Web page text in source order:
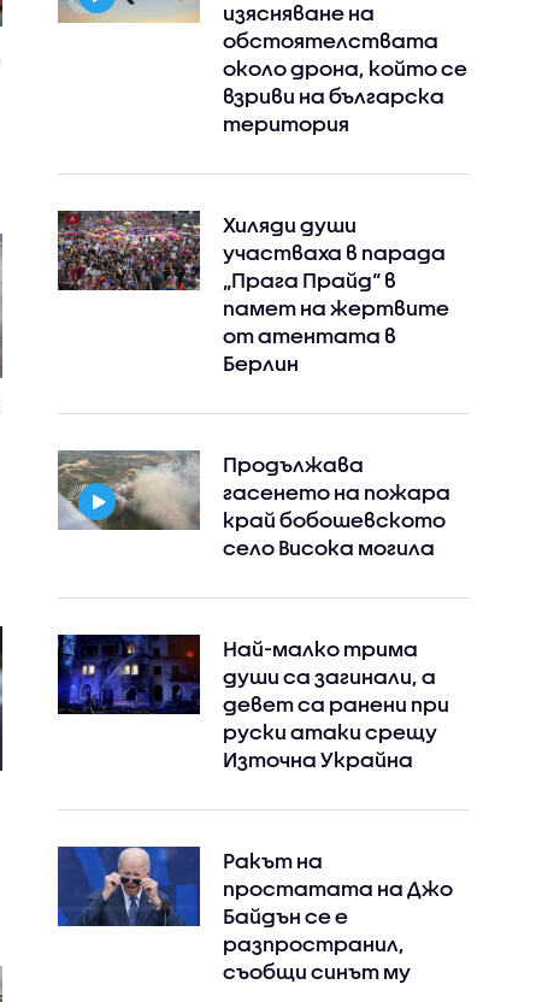
изясняване на
обстоятелствата
около дрона, който се
взриви на българска
територия
Хиляди души
участваха в парада
„Прага Прайд“ в
памет на жертвите
от атентата в
Берлин
Продължава
гасенето на пожара
край бобошевското
село Висока могила
Най-малко трима
души са загинали, а
девет са ранени при
руски атаки срещу
Източна Украйна
Ракът на
простатата на Джо
Байдън се е
разпространил,
съобщи синът му